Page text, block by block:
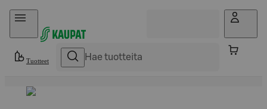
Hyppää sisältöön
Tuotteet